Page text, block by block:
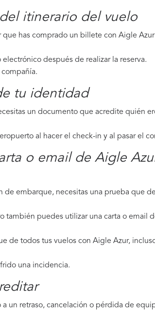
itinerario del vuelo
has comprado un billete con Aigle
después de realizar la reserva.
tu identidad
un documento que acredite quién
al hacer el check-in y al pasar el
o email de Aigle
de embarque, necesitas una prueba que
también puedes utilizar una carta o email
de todos tus vuelos con Aigle Azur,
una incidencia.
un retraso, cancelación o pérdida de